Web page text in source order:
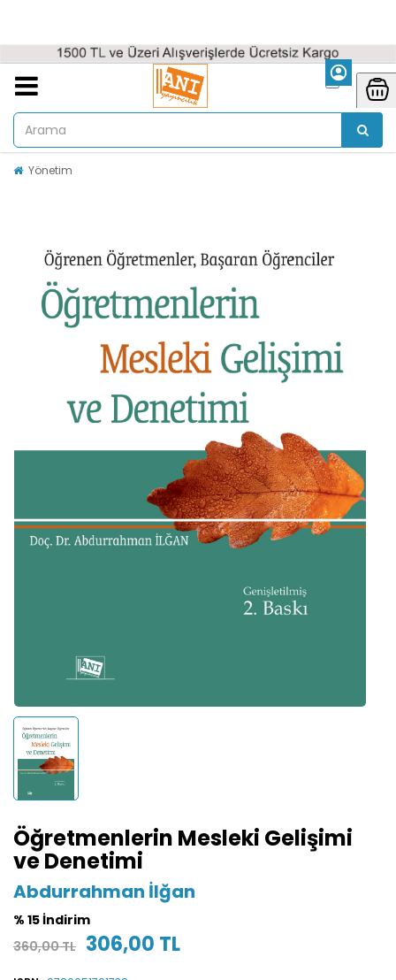
Yönetim
Öğretmenlerin Mesleki Gelişimi
ve Denetimi
Abdurrahman İlğan
% 15 İndirim
360,00 TL 306,00 TL